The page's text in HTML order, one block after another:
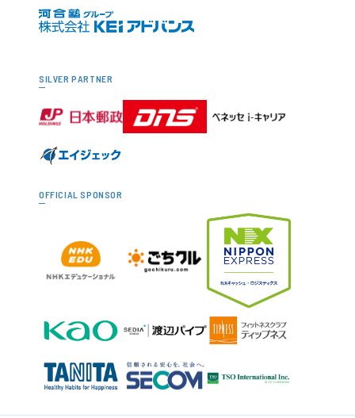
SILVER PARTNER
OFFICIAL SPONSOR